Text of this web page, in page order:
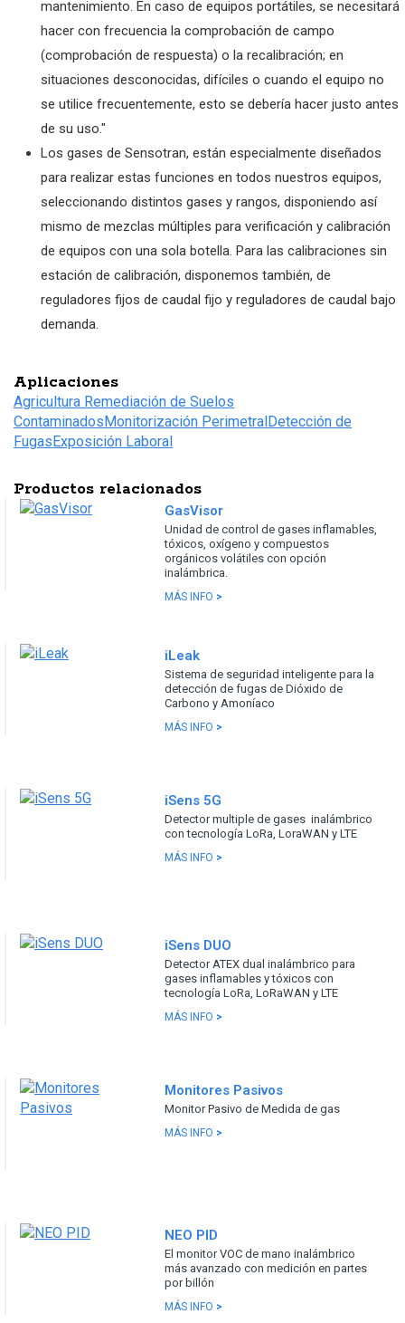
mantenimiento. En caso de equipos portátiles, se necesitará
hacer con frecuencia la comprobación de campo
(comprobación de respuesta) o la recalibración; en
situaciones desconocidas, difíciles o cuando el equipo no
se utilice frecuentemente, esto se debería hacer justo antes
de su uso."
Los gases de Sensotran, están especialmente diseñados
para realizar estas funciones en todos nuestros equipos,
seleccionando distintos gases y rangos, disponiendo así
mismo de mezclas múltiples para verificación y calibración
de equipos con una sola botella. Para las calibraciones sin
estación de calibración, disponemos también, de
reguladores fijos de caudal fijo y reguladores de caudal bajo
demanda.
Aplicaciones
Agricultura Remediación de Suelos
ContaminadosMonitorización PerimetralDetección de
FugasExposición Laboral
Productos relacionados
GasVisor
Unidad de control de gases inflamables,
tóxicos, oxígeno y compuestos
orgánicos volátiles con opción
inalámbrica.
MÁS INFO >
iLeak
Sistema de seguridad inteligente para la
detección de fugas de Dióxido de
Carbono y Amoníaco
MÁS INFO >
iSens 5G
Detector multiple de gases inalámbrico
con tecnología LoRa, LoraWAN y LTE
MÁS INFO >
iSens DUO
Detector ATEX dual inalámbrico para
gases inflamables y tóxicos con
tecnología LoRa, LoRaWAN y LTE
MÁS INFO >
Monitores Pasivos
Monitor Pasivo de Medida de gas
MÁS INFO >
NEO PID
El monitor VOC de mano inalámbrico
más avanzado con medición en partes
por billón
MÁS INFO >